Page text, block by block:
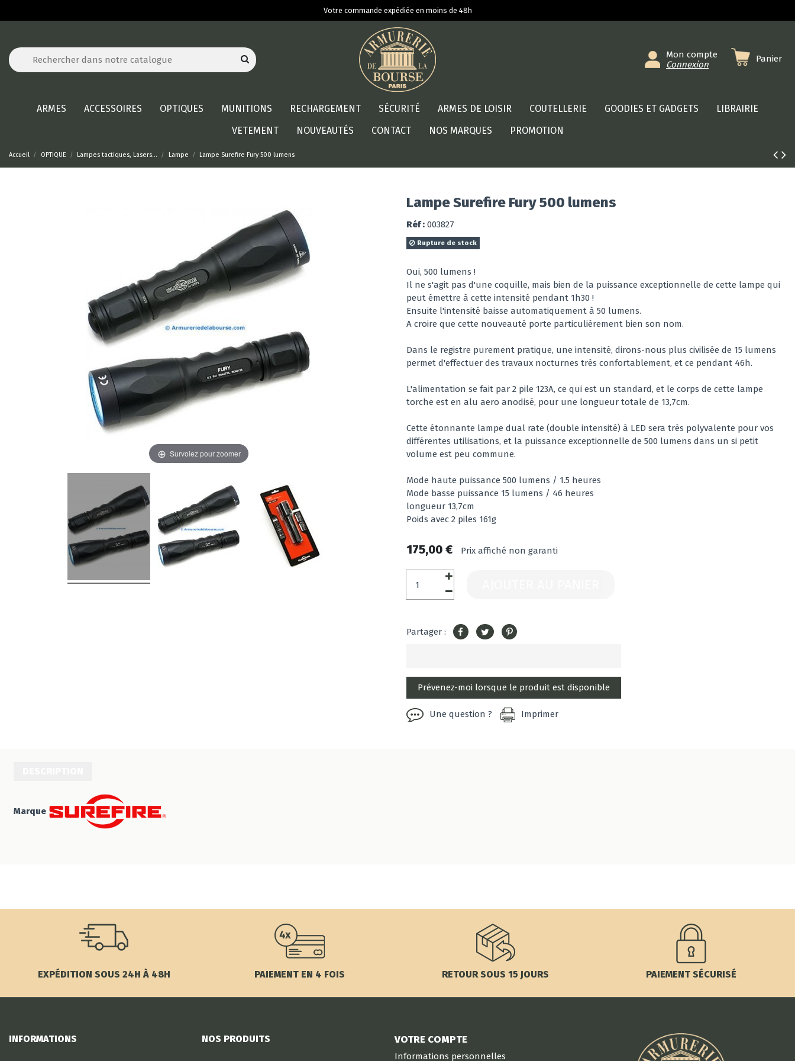
Votre commande expédiée en moins de 48h
Mon compte
Connexion
Panier
ARMES ACCESSOIRES OPTIQUES MUNITIONS RECHARGEMENT SÉCURITÉ ARMES DE LOISIR COUTELLERIE GOODIES ET GADGETS
LIBRAIRIE
VETEMENT
NOUVEAUTÉS CONTACT NOS MARQUES PROMOTION
Accueil OPTIQUE Lampes tactiques, Lasers... Lampe Lampe Surefire Fury 500 lumens
Survolez pour zoomer
Lampe Surefire Fury 500 lumens
Réf : 003827
Rupture de stock
Oui, 500 lumens !
Il ne s'agit pas d'une coquille, mais bien de la puissance exceptionnelle de cette lampe qui
peut émettre à cette intensité pendant 1h30 !
Ensuite l'intensité baisse automatiquement à 50 lumens.
A croire que cette nouveauté porte particulièrement bien son nom.
Dans le registre purement pratique, une intensité, dirons-nous plus civilisée de 15 lumens
permet d'effectuer des travaux nocturnes très confortablement, et ce pendant 46h.
L'alimentation se fait par 2 pile 123A, ce qui est un standard, et le corps de cette lampe
torche est en alu aero anodisé, pour une longueur totale de 13,7cm.
Cette étonnante lampe dual rate (double intensité) à LED sera très polyvalente pour vos
différentes utilisations, et la puissance exceptionnelle de 500 lumens dans un si petit
volume est peu commune.
Mode haute puissance 500 lumens / 1.5 heures
Mode basse puissance 15 lumens / 46 heures
longueur 13,7cm
Poids avec 2 piles 161g
175,00 € Prix affiché non garanti
Partager :
Une question ? Imprimer
Marque
EXPÉDITION SOUS 24H À 48H PAIEMENT EN 4 FOIS RETOUR SOUS 15 JOURS PAIEMENT SÉCURISÉ
INFORMATIONS NOS PRODUITS VOTRE COMPTE
Informations personnelles